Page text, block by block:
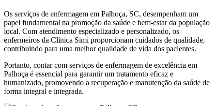
Os serviços de enfermagem em Palhoça, SC, desempenham um
papel fundamental na promoção da saúde e bem-estar da população
local. Com atendimento especializado e personalizado, os
enfermeiros da Clínica Simi proporcionam cuidados de qualidade,
contribuindo para uma melhor qualidade de vida dos pacientes.
Portanto, contar com serviços de enfermagem de excelência em
Palhoça é essencial para garantir um tratamento eficaz e
humanizado, promovendo a recuperação e manutenção da saúde de
forma integral e integrada.